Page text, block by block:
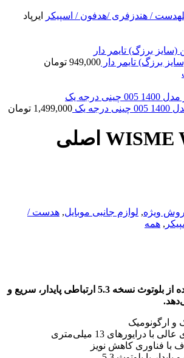
هدست / هندزفری /هدفون / اسپیکر
ایرپاد
برزگ) تایمر دار 949,000 تومان
یک 1,499,000 تومان
ویژه, لوازم جانبی موبایل, هدست /
, همه
این هندزفری با استفاده از بلوتوث نسخه 5.3 ارتباطی پایدار، سریع و
ارگونومیک
درایورهای 13 میلی‌متری
با فناوری کاهش نویز